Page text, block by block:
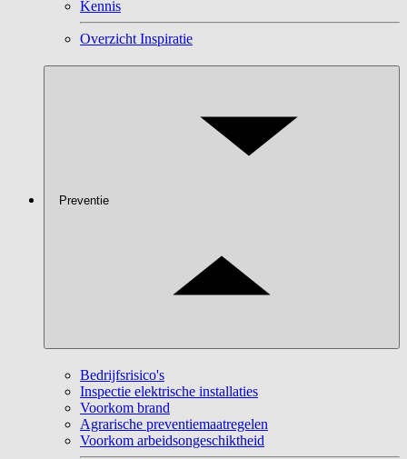
Kennis
Overzicht Inspiratie
Preventie
Bedrijfsrisico's
Inspectie elektrische installaties
Voorkom brand
Agrarische preventiemaatregelen
Voorkom arbeidsongeschiktheid